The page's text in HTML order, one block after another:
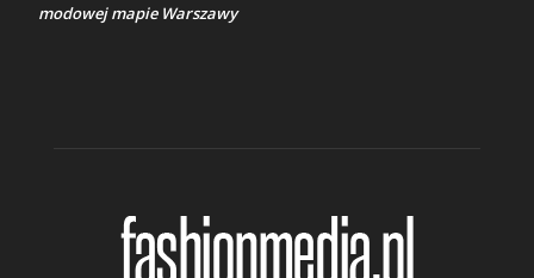
modowej mapie Warszawy